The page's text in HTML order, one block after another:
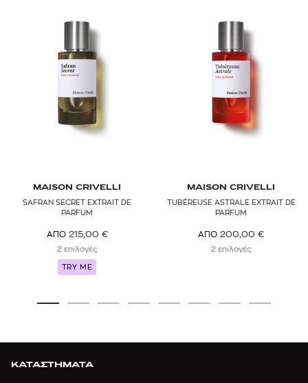
MAISON CRIVELLI
SAFRAN SECRET EXTRAIT DE
PARFUM
ΑΠΟ 215,00 €
2 επιλογές
TRY ME
MAISON CRIVELLI
TUBÉREUSE ASTRALE EXTRAIT DE
PARFUM
ΑΠΟ 200,00 €
2 επιλογές
ΚΑΤΑΣΤΗΜΑΤΑ